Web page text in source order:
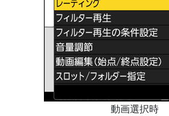
動画選択時